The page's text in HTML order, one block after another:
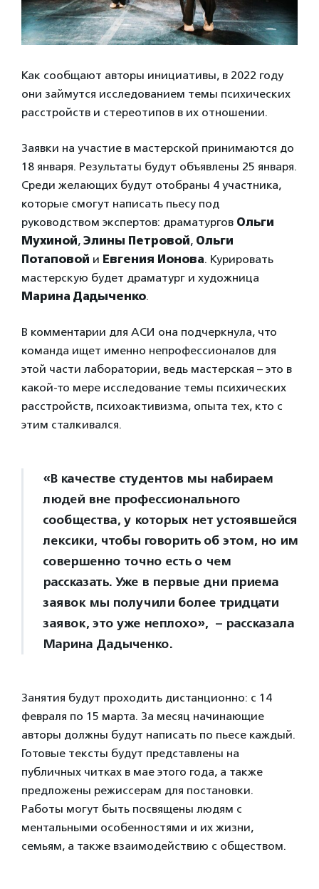
Как сообщают авторы инициативы, в 2022 году
они займутся исследованием темы психических
расстройств и стереотипов в их отношении.
Заявки на участие в мастерской принимаются до
18 января. Результаты будут объявлены 25 января.
Среди желающих будут отобраны 4 участника,
которые смогут написать пьесу под
руководством экспертов: драматургов Ольги
Мухиной, Элины Петровой, Ольги
Потаповой и Евгения Ионова. Курировать
мастерскую будет драматург и художница
Марина Дадыченко.
В комментарии для АСИ она подчеркнула, что
команда ищет именно непрофессионалов для
этой части лаборатории, ведь мастерская – это в
какой-то мере исследование темы психических
расстройств, психоактивизма, опыта тех, кто с
этим сталкивался.
«В качестве студентов мы набираем
людей вне профессионального
сообщества, у которых нет устоявшейся
лексики, чтобы говорить об этом, но им
совершенно точно есть о чем
рассказать. Уже в первые дни приема
заявок мы получили более тридцати
заявок, это уже неплохо», – рассказала
Марина Дадыченко.
Занятия будут проходить дистанционно: с 14
февраля по 15 марта. За месяц начинающие
авторы должны будут написать по пьесе каждый.
Готовые тексты будут представлены на
публичных читках в мае этого года, а также
предложены режиссерам для постановки.
Работы могут быть посвящены людям с
ментальными особенностями и их жизни,
семьям, а также взаимодействию с обществом.